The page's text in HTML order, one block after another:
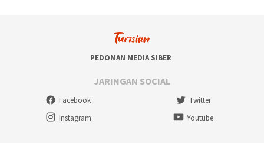
PEDOMAN MEDIA SIBER
JARINGAN SOCIAL
Facebook
Twitter
Instagram
Youtube